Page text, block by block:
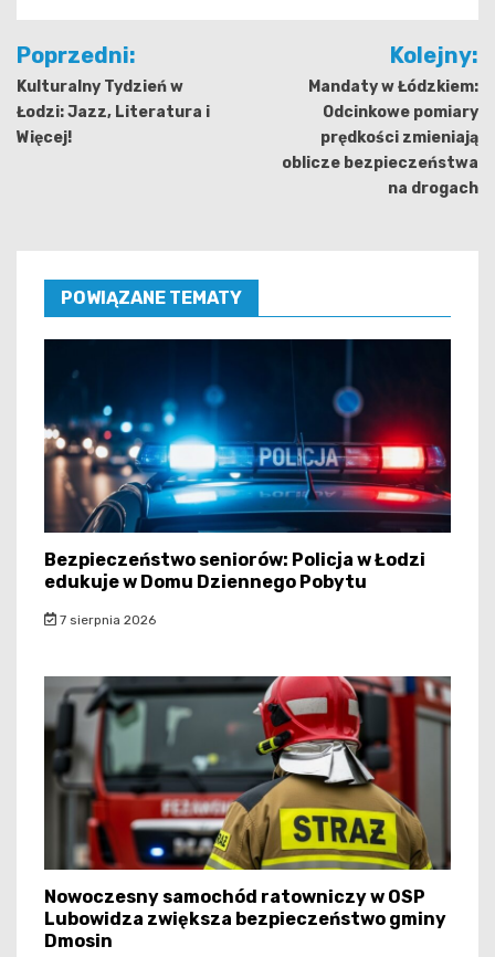
Nawigacja
wpisu
Poprzedni:
Kulturalny Tydzień w
Łodzi: Jazz, Literatura i
Więcej!
Kolejny:
Mandaty w Łódzkiem:
Odcinkowe pomiary
prędkości zmieniają
oblicze bezpieczeństwa
na drogach
POWIĄZANE TEMATY
Bezpieczeństwo seniorów: Policja w Łodzi
edukuje w Domu Dziennego Pobytu
7 sierpnia 2026
Nowoczesny samochód ratowniczy w OSP
Lubowidza zwiększa bezpieczeństwo gminy
Dmosin